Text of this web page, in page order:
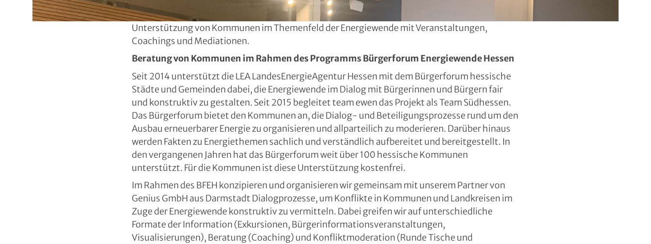
Unterstützung von Kommunen im Themenfeld der Energiewende mit Veranstaltungen,
Coachings und Mediationen.
Beratung von Kommunen im Rahmen des Programms Bürgerforum Energiewende Hessen
Seit 2014 unterstützt die LEA LandesEnergieAgentur Hessen mit dem Bürgerforum hessische
Städte und Gemeinden dabei, die Energiewende im Dialog mit Bürgerinnen und Bürgern fair
und konstruktiv zu gestalten. Seit 2015 begleitet team ewen das Projekt als Team Südhessen.
Das Bürgerforum bietet den Kommunen an, die Dialog- und Beteiligungsprozesse rund um den
Ausbau erneuerbarer Energie zu organisieren und allparteilich zu moderieren. Darüber hinaus
werden Fakten zu Energiethemen sachlich und verständlich aufbereitet und bereitgestellt. In
den vergangenen Jahren hat das Bürgerforum weit über 100 hessische Kommunen
unterstützt. Für die Kommunen ist diese Unterstützung kostenfrei.
Im Rahmen des BFEH konzipieren und organisieren wir gemeinsam mit unserem Partner von
Genius GmbH aus Darmstadt Dialogprozesse, um Konflikte in Kommunen und Landkreisen im
Zuge der Energiewende konstruktiv zu vermitteln. Dabei greifen wir auf unterschiedliche
Formate der Information (Exkursionen, Bürgerinformationsveranstaltungen,
Visualisierungen), Beratung (Coaching) und Konfliktmoderation (Runde Tische und